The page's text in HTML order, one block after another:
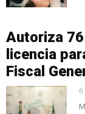
Autoriza
licencia
Fiscal